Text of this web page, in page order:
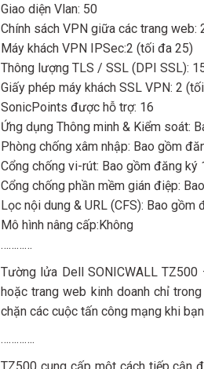
Giao diện Vlan: 50
Chính sách VPN giữa các trang web:
Máy khách VPN IPSec:2 (tối đa 25)
Thông lượng TLS / SSL (DPI SSL):
Giấy phép máy khách SSL VPN: 2
SonicPoints được hỗ trợ: 16
Ứng dụng Thông minh & Kiểm soát:
Phòng chống xâm nhập: Bao gồm
Cổng chống vi-rút: Bao gồm đăng ký
Cổng chống phần mềm gián điệp:
Lọc nội dung & URL (CFS): Bao gồm
Mô hình nâng cấp:Không
…………
Tường lửa Dell SONICWALL
hoặc trang web kinh doanh chỉ
chặn các cuộc tấn công mạng khi
………….